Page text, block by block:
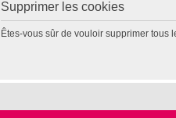
Supprimer les cookies
Êtes-vous sûr de vouloir supprimer tous